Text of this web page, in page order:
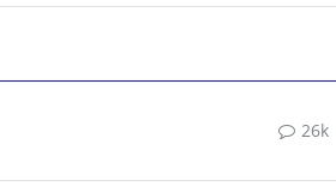
26k